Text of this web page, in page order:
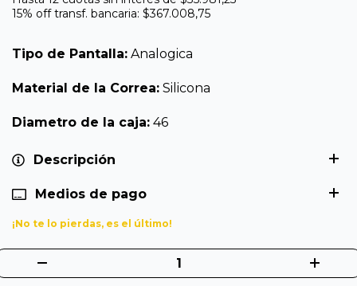
15% off transf. bancaria: $367.008,75
Tipo de Pantalla: Analogica
Material de la Correa: Silicona
Diametro de la caja: 46
Descripción
Medios de pago
¡No te lo pierdas, es el último!